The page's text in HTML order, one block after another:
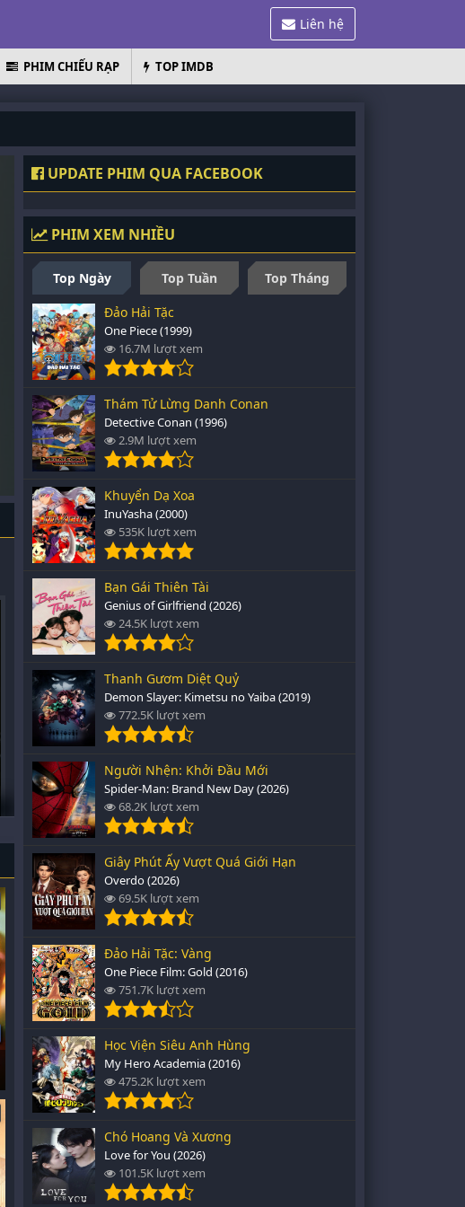
Liên hệ
PHIM CHIẾU RẠP TOP IMDB
UPDATE PHIM QUA FACEBOOK
PHIM XEM NHIỀU
Top Ngày Top Tuần
Top Tháng
Đảo Hải Tặc
One Piece (1999)
16.7M lượt xem
Thám Tử Lừng Danh Conan
Detective Conan (1996)
2.9M lượt xem
Khuyển Dạ Xoa
InuYasha (2000)
535K lượt xem
Bạn Gái Thiên Tài
Genius of Girlfriend (2026)
24.5K lượt xem
Thanh Gươm Diệt Quỷ
Demon Slayer: Kimetsu no Yaiba (2019)
772.5K lượt xem
Người Nhện: Khởi Đầu Mới
Spider-Man: Brand New Day (2026)
68.2K lượt xem
Giây Phút Ấy Vượt Quá Giới Hạn
Overdo (2026)
69.5K lượt xem
Đảo Hải Tặc: Vàng
One Piece Film: Gold (2016)
751.7K lượt xem
Học Viện Siêu Anh Hùng
My Hero Academia (2016)
475.2K lượt xem
Chó Hoang Và Xương
Love for You (2026)
101.5K lượt xem